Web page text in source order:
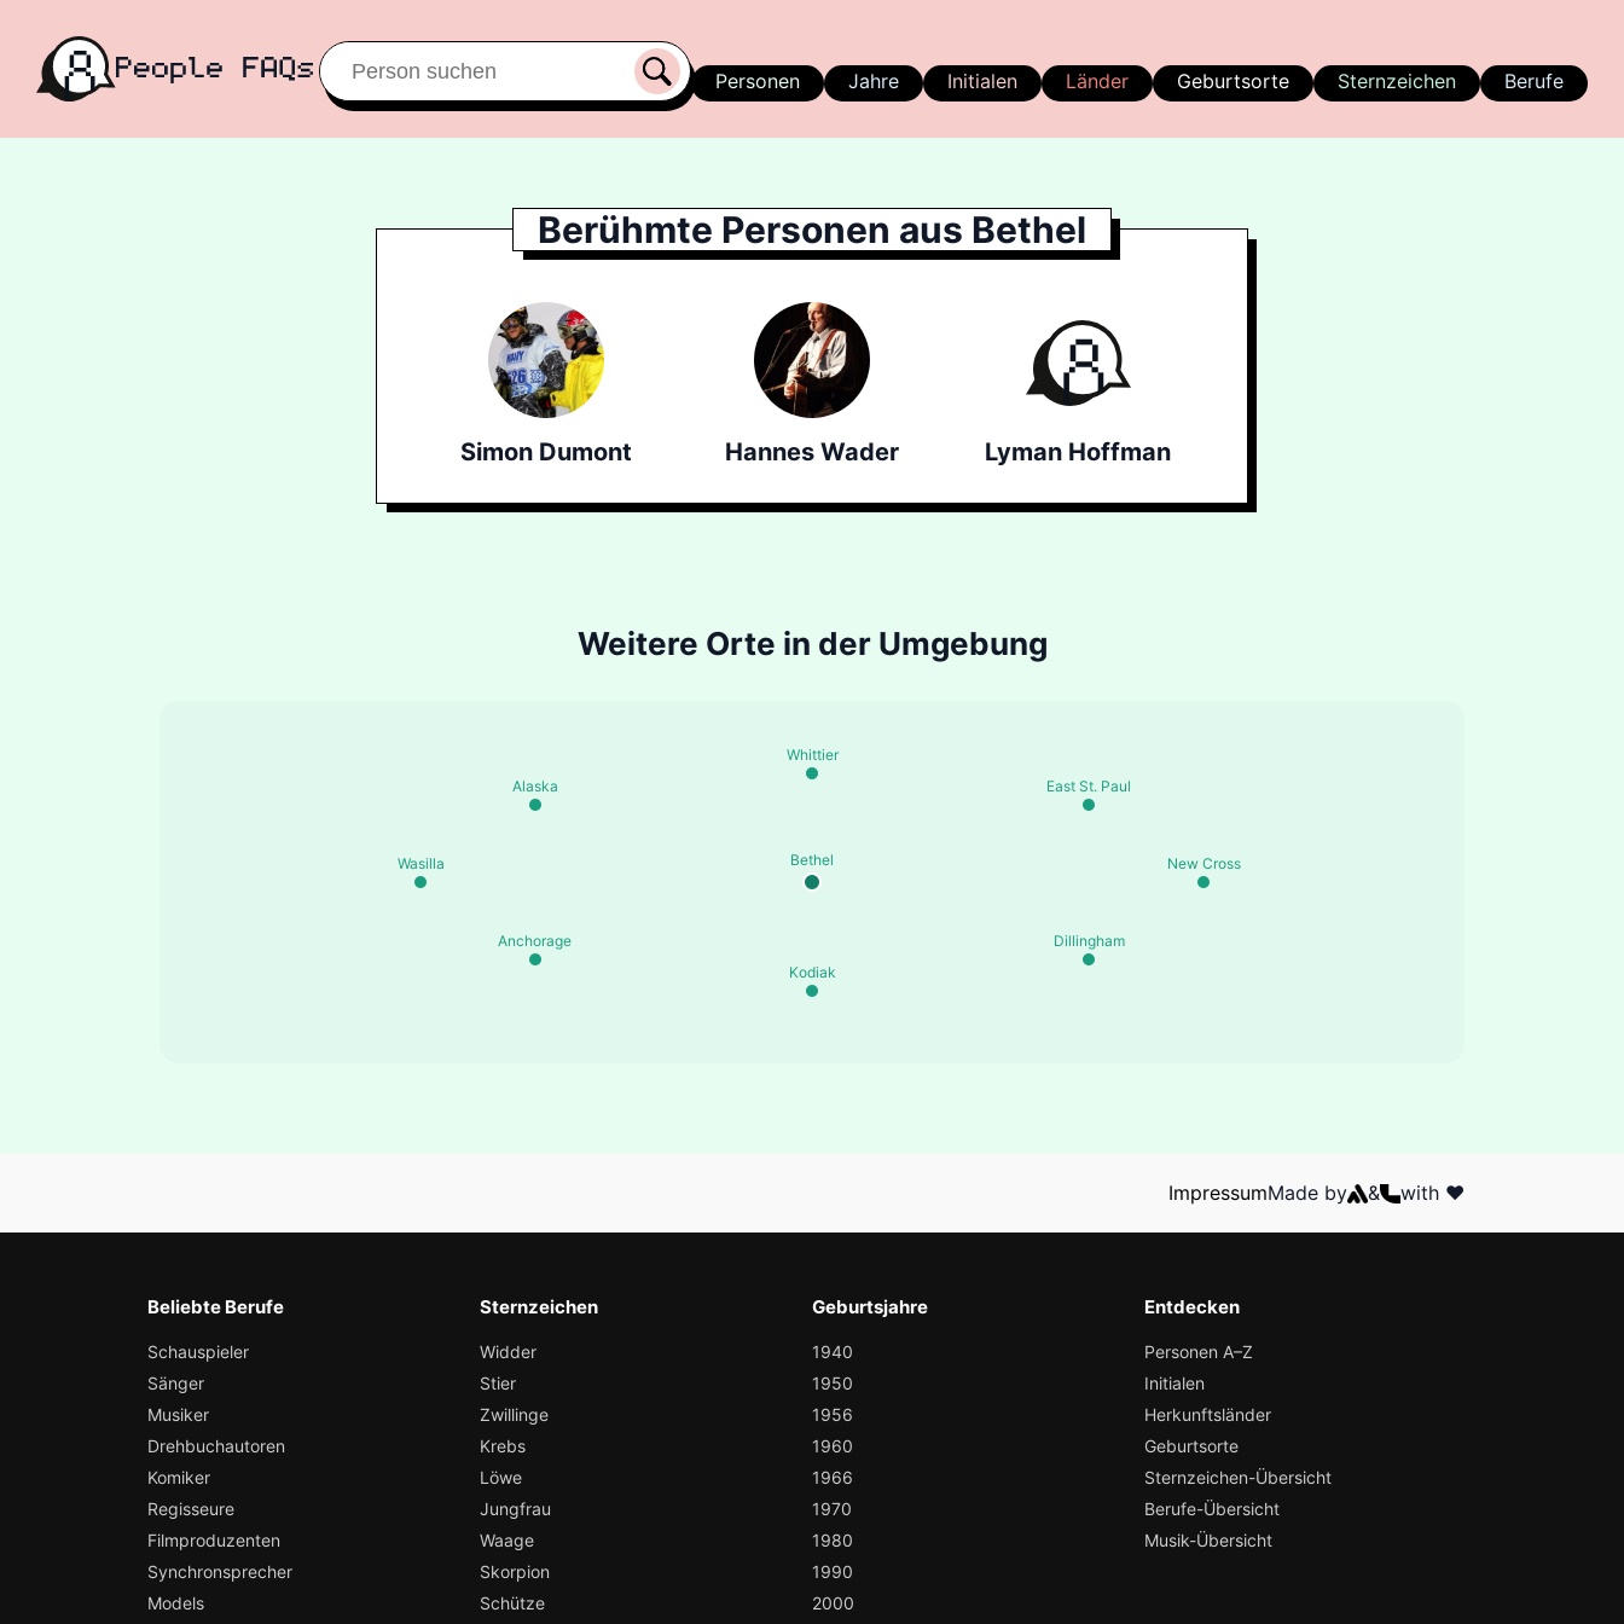
Personen Jahre Initialen Länder Geburtsorte Sternzeichen Berufe
Berühmte Personen aus Bethel
Simon Dumont Hannes Wader Lyman Hoffman
Weitere Orte in der Umgebung
Bethel New Cross
Dillingham
Kodiak
Anchorage
Wasilla
Alaska
Whittier
East St. Paul
ImpressumMade by & with ❤️
Beliebte Berufe
Schauspieler
Sänger
Musiker
Drehbuchautoren
Komiker
Regisseure
Filmproduzenten
Synchronsprecher
Models
Sternzeichen
Widder
Stier
Zwillinge
Krebs
Löwe
Jungfrau
Waage
Skorpion
Schütze
Geburtsjahre
1940
1950
1956
1960
1966
1970
1980
1990
2000
Entdecken
Personen A–Z
Initialen
Herkunftsländer
Geburtsorte
Sternzeichen-Übersicht
Berufe-Übersicht
Musik-Übersicht